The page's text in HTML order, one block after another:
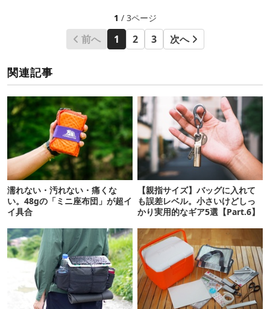
1 / 3ページ
前へ 1 2 3 次へ
関連記事
濡れない・汚れない・痛くな
い。48gの「ミニ座布団」が超イ
イ具合
【親指サイズ】バッグに入れて
も誤差レベル。小さいけどしっ
かり実用的なギア5選【Part.6】